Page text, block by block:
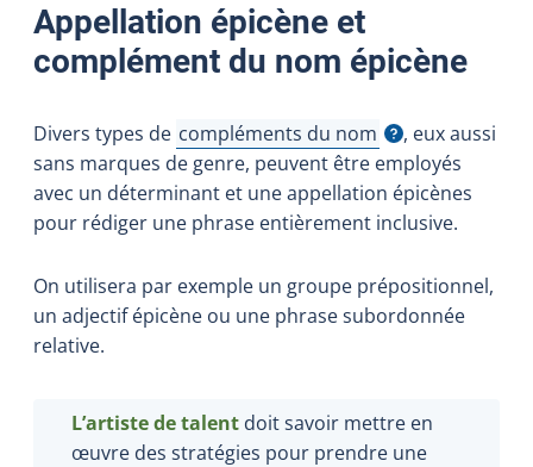
Appellation épicène et
complément du nom épicène
Divers types de compléments du nom
Afficher l'infobulle
, eux aussi
sans marques de genre, peuvent être employés
avec un déterminant et une appellation épicènes
pour rédiger une phrase entièrement inclusive.
On utilisera par exemple un groupe prépositionnel,
un adjectif épicène ou une phrase subordonnée
relative.
L’artiste de talent doit savoir mettre en
œuvre des stratégies pour prendre une